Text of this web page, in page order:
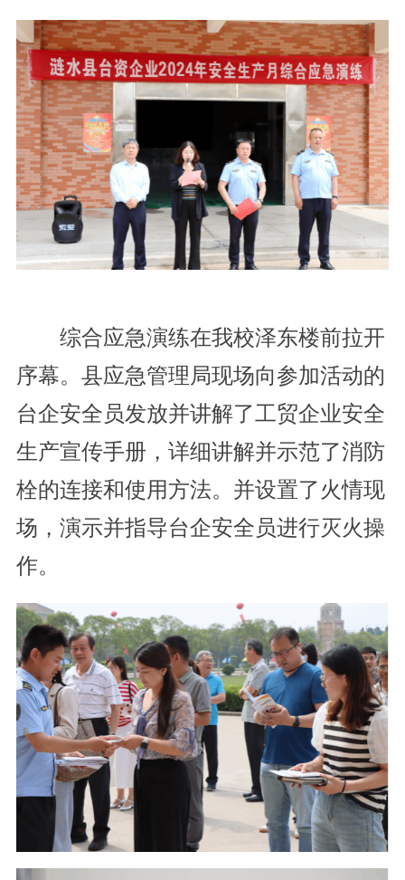
综合应急演练在我校泽东楼前拉开
序幕。县应急管理局现场向参加活动的
台企安全员发放并讲解了工贸企业安全
生产宣传手册，详细讲解并示范了消防
栓的连接和使用方法。并设置了火情现
场，演示并指导台企安全员进行灭火操
作。